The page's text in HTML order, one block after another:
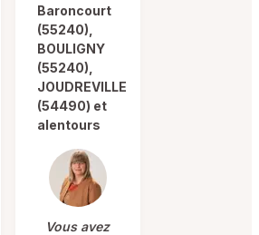
Baroncourt
(55240),
BOULIGNY
(55240),
JOUDREVILLE
(54490) et
alentours
Vous avez